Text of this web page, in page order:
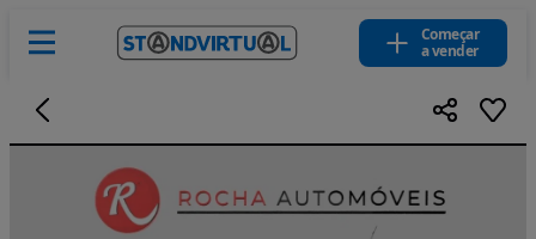
Começar
a vender